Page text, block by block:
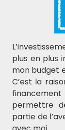
Soutenir
plus en plus
mon budget
C’est la
permettre
partie de